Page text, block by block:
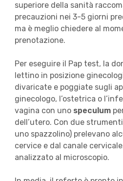
superiore della sanità
precauzioni nei 3-5 giorni
ma è meglio chiedere al
prenotazione.
Per eseguire il Pap test, la
lettino in posizione
divaricate e poggiate sugli
ginecologo, l’ostetrica o
vagina con uno speculum
dell’utero. Con due
uno spazzolino) prelevano
cervice e dal canale
analizzato al microscopio.